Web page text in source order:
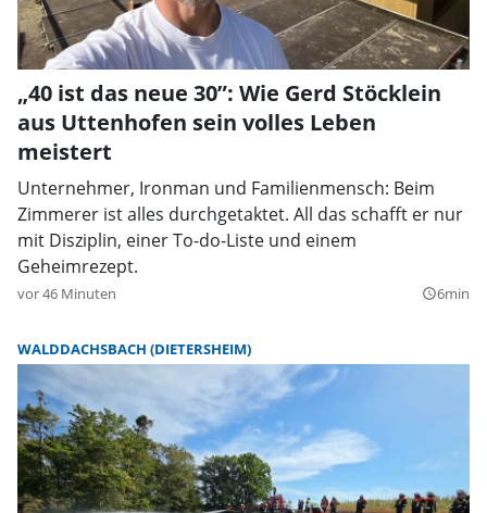
„40 ist das neue 30”: Wie Gerd Stöcklein
aus Uttenhofen sein volles Leben
meistert
Unternehmer, Ironman und Familienmensch: Beim
Zimmerer ist alles durchgetaktet. All das schafft er nur
mit Disziplin, einer To-do-Liste und einem
Geheimrezept.
vor 46 Minuten query_builder6min
WALDDACHSBACH (DIETERSHEIM)